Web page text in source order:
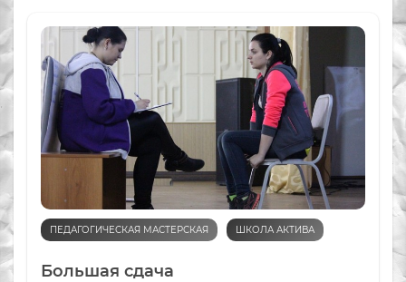
ПЕДАГОГИЧЕСКАЯ МАСТЕРСКАЯ ШКОЛА АКТИВА
Большая сдача